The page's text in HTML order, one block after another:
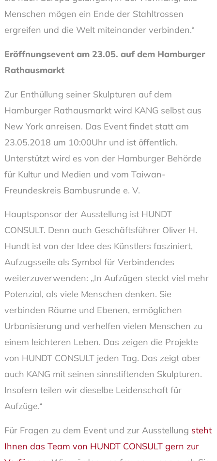
Menschen mögen ein Ende der Stahltrossen
ergreifen und die Welt miteinander verbinden.“
Eröffnungsevent am 23.05. auf dem Hamburger
Rathausmarkt
Zur Enthüllung seiner Skulpturen auf dem
Hamburger Rathausmarkt wird KANG selbst aus
New York anreisen. Das Event findet statt am
23.05.2018 um 10:00Uhr und ist öffentlich.
Unterstützt wird es von der Hamburger Behörde
für Kultur und Medien und vom Taiwan-
Freundeskreis Bambusrunde e. V.
Hauptsponsor der Ausstellung ist HUNDT
CONSULT. Denn auch Geschäftsführer Oliver H.
Hundt ist von der Idee des Künstlers fasziniert,
Aufzugsseile als Symbol für Verbindendes
weiterzuverwenden: „In Aufzügen steckt viel mehr
Potenzial, als viele Menschen denken. Sie
verbinden Räume und Ebenen, ermöglichen
Urbanisierung und verhelfen vielen Menschen zu
einem leichteren Leben. Das zeigen die Projekte
von HUNDT CONSULT jeden Tag. Das zeigt aber
auch KANG mit seinen sinnstiftenden Skulpturen.
Insofern teilen wir dieselbe Leidenschaft für
Aufzüge.“
Für Fragen zu dem Event und zur Ausstellung steht
Ihnen das Team von HUNDT CONSULT gern zur